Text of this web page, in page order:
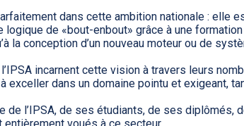
dans cette ambition nationale : elle
de «bout-enbout» grâce à une
la conception d’un nouveau moteur ou de
incarnent cette vision à travers leurs
exceller dans un domaine pointu et exigeant,
de l’IPSA, de ses étudiants, de ses